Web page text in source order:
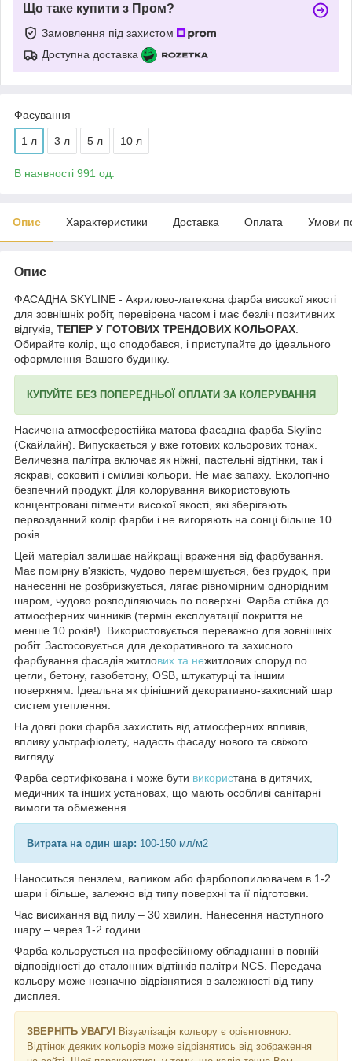
Що таке купити з Пром?
Замовлення під захистом
Доступна доставка
Фасування
1 л 3 л 5 л 10 л
В наявності 991 од.
Опис Характеристики Доставка Оплата Умови
Опис
ФАСАДНА SKYLINE - Акрилово-латексна фарба високої якості
для зовнішніх робіт, перевірена часом і має безліч позитивних
відгуків, ТЕПЕР У ГОТОВИХ ТРЕНДОВИХ КОЛЬОРАХ
Обирайте колір, що сподобався, і приступайте до ідеального
оформлення Вашого будинку.
КУПУЙТЕ БЕЗ ПОПЕРЕДНЬОЇ ОПЛАТИ ЗА КОЛЕРУВАННЯ
Насичена атмосферостійка матова фасадна фарба Skyline
(Скайлайн). Випускається у вже готових кольорових тонах.
Величезна палітра включає як ніжні, пастельні відтінки, так і
яскраві, соковиті і сміливі кольори. Не має запаху. Екологічно
безпечний продукт. Для колорування використовують
концентровані пігменти високої якості, які зберігають
первозданний колір фарби і не вигоряють на сонці більше 10
років.
Цей матеріал залишає найкращі враження від фарбування.
Має помірну в'язкість, чудово перемішується, без грудок, при
нанесенні не розбризкується, лягає рівномірним однорідним
шаром, чудово розподіляючись по поверхні. Фарба стійка до
атмосферних чинників (термін експлуатації покриття не
менше 10 років!). Використовується переважно для зовнішніх
робіт. Застосовується для декоративного та захисного
фарбування фасадів житлових та нежитлових споруд по
цегли, бетону, газобетону, OSB, штукатурці та іншим
поверхням. Ідеальна як фінішний декоративно-захисний шар
систем утеплення.
На довгі роки фарба захистить від атмосферних впливів,
впливу ультрафіолету, надасть фасаду нового та свіжого
вигляду.
Фарба сертифікована і може бути використана в дитячих,
медичних та інших установах, що мають особливі санітарні
вимоги та обмеження.
Витрата на один шар: 100-150 мл/м2
Наноситься пензлем, валиком або фарбопопилювачем в 1-2
шари і більше, залежно від типу поверхні та її підготовки.
Час висихання від пилу – 30 хвилин. Нанесення наступного
шару – через 1-2 години.
Фарба кольорується на професійному обладнанні в повній
відповідності до еталонних відтінків палітри NCS. Передача
кольору може незначно відрізнятися в залежності від типу
дисплея.
ЗВЕРНІТЬ УВАГУ! Візуалізація кольору є орієнтовною.
Відтінок деяких кольорів може відрізнятись від зображення